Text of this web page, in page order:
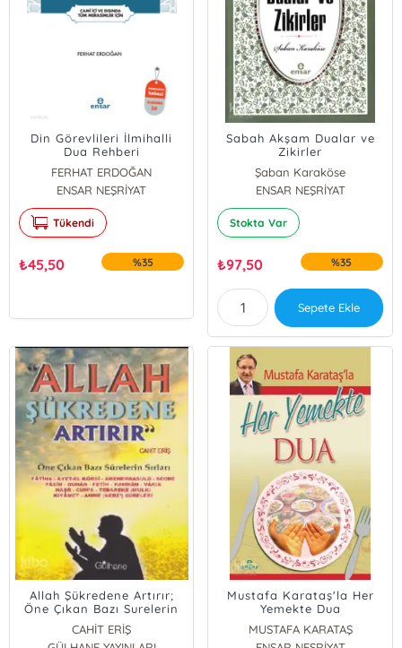
Din Görevlileri İlmihalli
Dua Rehberi
FERHAT ERDOĞAN
ENSAR NEŞRİYAT
Tükendi
₺45,50 %35
Sabah Akşam Dualar ve
Zikirler
Şaban Karaköse
ENSAR NEŞRİYAT
Stokta Var
₺97,50 %35
Sepete Ekle
Allah Şükredene Artırır;
Öne Çıkan Bazı Surelerin
Sırları
CAHİT ERİŞ
Mustafa Karataş'la Her
Yemekte Dua
MUSTAFA KARATAŞ